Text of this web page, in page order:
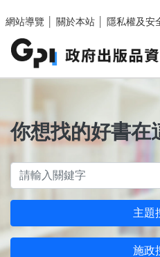
網站導覽
關於本站 隱私權及安
你想找的好書在
主題
施政